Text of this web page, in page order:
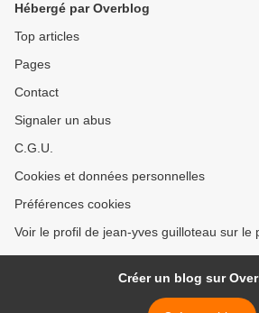
Hébergé par Overblog
Top articles
Pages
Contact
Signaler un abus
C.G.U.
Cookies et données personnelles
Préférences cookies
Voir le profil de jean-yves guilloteau sur le
Créer un blog sur